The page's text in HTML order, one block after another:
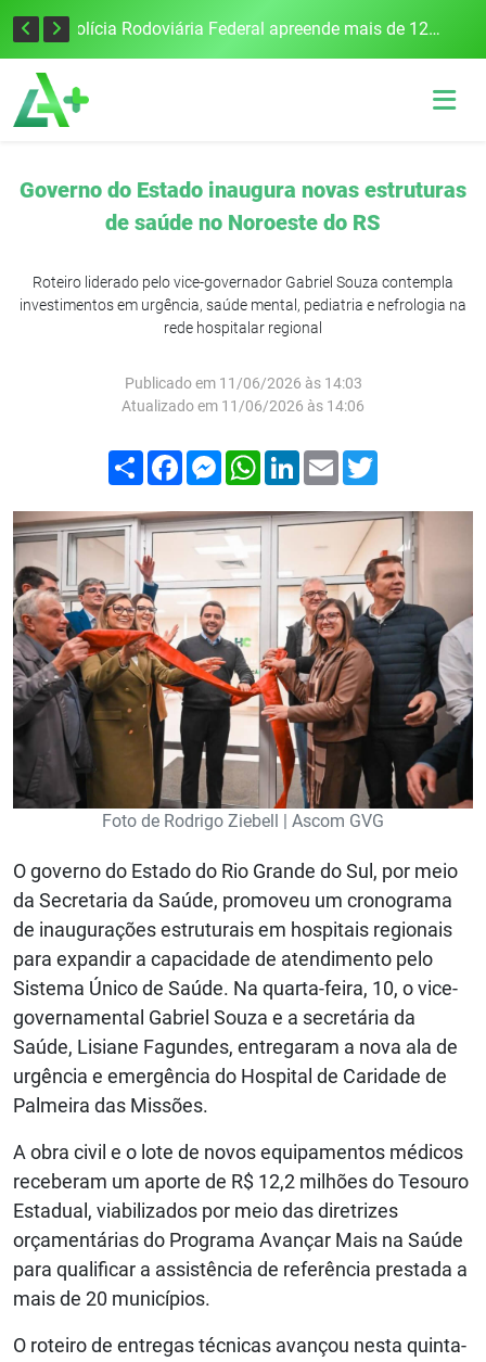
Tecnologia inovadora desenvolvida na UFSM/FW utiliza drones e IA para monitorar a qualidade da água Polícia Rodoviária Federal apreende mais de 120 quilos de maconha na BR-386, em Frederico Westphalen
Governo do Estado inaugura novas estruturas
de saúde no Noroeste do RS
Roteiro liderado pelo vice-governador Gabriel Souza contempla
investimentos em urgência, saúde mental, pediatria e nefrologia na
rede hospitalar regional
Publicado em 11/06/2026 às 14:03
Atualizado em 11/06/2026 às 14:06
Compartilhar
FacebookMessenger
WhatsApp
LinkedIn
Email
Foto de Rodrigo Ziebell | Ascom GVG
O governo do Estado do Rio Grande do Sul, por meio
da Secretaria da Saúde, promoveu um cronograma
de inaugurações estruturais em hospitais regionais
para expandir a capacidade de atendimento pelo
Sistema Único de Saúde. Na quarta-feira, 10, o vice-
governamental Gabriel Souza e a secretária da
Saúde, Lisiane Fagundes, entregaram a nova ala de
urgência e emergência do Hospital de Caridade de
Palmeira das Missões.
A obra civil e o lote de novos equipamentos médicos
receberam um aporte de R$ 12,2 milhões do Tesouro
Estadual, viabilizados por meio das diretrizes
orçamentárias do Programa Avançar Mais na Saúde
para qualificar a assistência de referência prestada a
mais de 20 municípios.
O roteiro de entregas técnicas avançou nesta quinta-